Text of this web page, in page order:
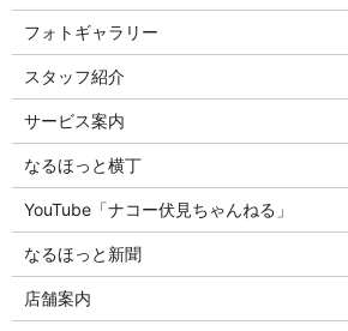
フォトギャラリー
スタッフ紹介
サービス案内
なるほっと横丁
YouTube「ナコー伏見ちゃんねる」
なるほっと新聞
店舗案内